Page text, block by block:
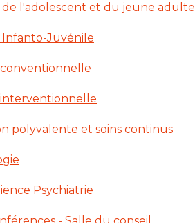
de l'adolescent et du jeune adulte
Infanto-Juvénile
polyvalente et soins continus
Psychiatrie